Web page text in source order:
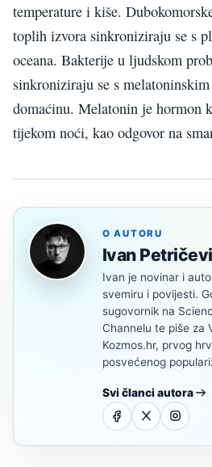
temperature i kiše.
toplih izvora sinkroniziraju se s
oceana. Bakterije u ljudskom
sinkroniziraju se s
domaćinu. Melatonin je hormon
tijekom noći, kao odgovor na
O AUTORU
Ivan
Ivan je novinar i
svemiru i povijesti.
sugovornik na
Channelu te piše za
Kozmos.hr, prvog
posvećenog
Svi članci autora